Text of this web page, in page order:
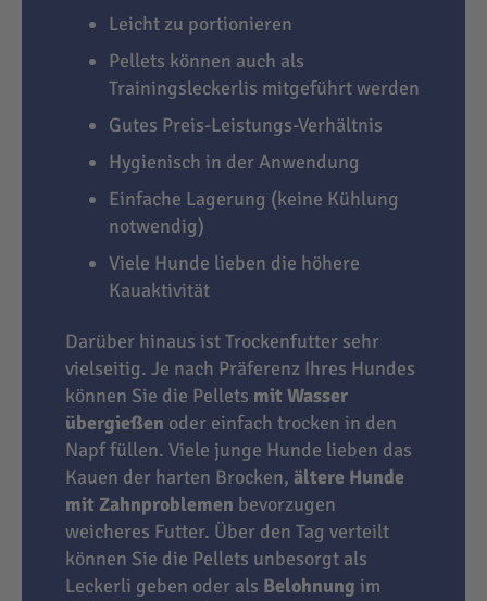
Leicht zu portionieren
Pellets können auch als
Trainingsleckerlis mitgeführt werden
Gutes Preis-Leistungs-Verhältnis
Hygienisch in der Anwendung
Einfache Lagerung (keine Kühlung
notwendig)
Viele Hunde lieben die höhere
Kauaktivität
Darüber hinaus ist Trockenfutter sehr
vielseitig. Je nach Präferenz Ihres Hundes
können Sie die Pellets mit Wasser
übergießen oder einfach trocken in den
Napf füllen. Viele junge Hunde lieben das
Kauen der harten Brocken, ältere Hunde
mit Zahnproblemen bevorzugen
weicheres Futter. Über den Tag verteilt
können Sie die Pellets unbesorgt als
Leckerli geben oder als Belohnung im